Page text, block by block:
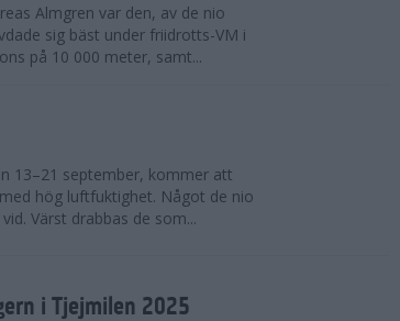
Almgren var den, av de nio
sig bäst under friidrotts-VM i
på 10 000 meter, samt...
13–21 september, kommer att
hög luftfuktighet. Något de nio
Värst drabbas de som...
i Tjejmilen 2025